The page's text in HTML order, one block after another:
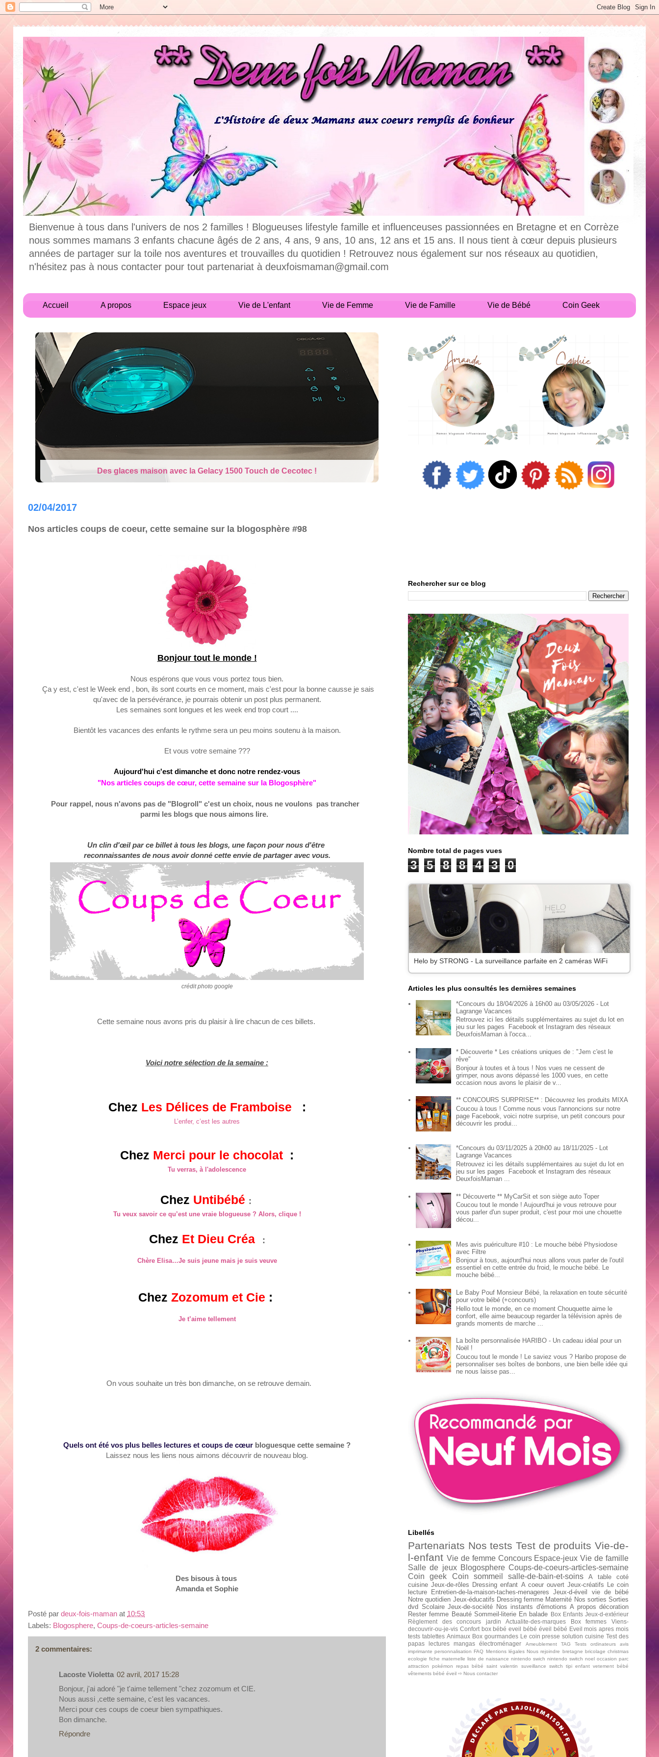
Bienvenue à tous dans l'univers de nos 2 familles ! Blogueuses lifestyle famille et influenceuses passionnées en Bretagne et en Corrèze
nous sommes mamans 3 enfants chacune âgés de 2 ans, 4 ans, 9 ans, 10 ans, 12 ans et 15 ans. Il nous tient à cœur depuis plusieurs
années de partager sur la toile nos aventures et trouvailles du quotidien ! Retrouvez nous également sur nos réseaux au quotidien,
n'hésitez pas à nous contacter pour tout partenariat à deuxfoismaman@gmail.com
Accueil A propos Espace jeux Vie de L'enfant Vie de Femme Vie de Famille Vie de Bébé Coin Geek
Des glaces maison avec la Gelacy 1500 Touch de Cecotec !
02/04/2017
Nos articles coups de coeur, cette semaine sur la blogosphère #98
Bonjour tout le monde !
Nous espérons que vous vous portez tous bien.
Ça y est, c'est le Week end, bon, ils sont courts en ce moment, mais c'est pour la bonne causse jesais
qu'avec de la persévérance, je pourrais obtenir un post plus permanent.
Les semaines sont longues et les week endtrop court ....
Bientôt les vacances des enfants le rythme sera un peu moins soutenu à la maison.
Et vous votre semaine ???
Aujourd'hui c'est dimanche et donc notre rendez-vous
"Nos articles coups de cœur, cette semaine sur la Blogosphère"
Pour rappel, nous n'avons pas de "Blogroll" c'est un choix,nous ne voulons pas trancher
parmi les blogs que nous aimons lire.
Un clin d'œil par ce billet à tous les blogs, une façon pour nous d'être
reconnaissantes de nous avoir donné cette envie de partager avec vous.
crédit photo google
Cette semaine nous avons pris du plaisir à lire chacun de ces billets.
Voici notre sélection de la semaine :
Chez Les Délices de Framboise :
L’enfer, c’est les autres
Chez Merci pour le chocolat :
Tu verras, à l'adol escence
Chez Untibébé :
Tu veux savoir ce qu’est une vraie blogueuse ? Alors, clique !
Chez Et Dieu Créa :
Chère Elisa…Je suis jeune mais je suis veuve
Chez Zozomum et Cie :
Je t’aime tellement
On vous souhaite un très bon dimanche, on se retrouve demain.
Quels ont été vos plus belles lectures et coups de cœur bloguesque cette semaine ?
Laissez nous les liens nous aimons découvrir de nouveau blog.
Des bisous à tous
Amanda et Sophie
Posté par deux-fois-maman at 10:53
Labels: Blogosphere, Coups-de-coeurs-articles-semaine
2 commentaires:
Lacoste Violetta 02 avril, 2017 15:28
Bonjour, j'ai adoré "je t'aime tellement "chez zozomum et CIE.
Nous aussi ,cette semaine, c'est les vacances.
Merci pour ces coups de coeur bien sympathiques.
Bon dimanche.
Répondre
Rechercher sur ce blog
Nombre total de pages vues
3 5 8 8 4 3 0
Helo by STRONG - La surveillance parfaite en 2 caméras WiFi
Articles les plus consultés les dernières semaines
*Concours du 18/04/2026 à 16h00 au 03/05/2026 - Lot
Lagrange Vacances
Retrouvez ici les détails supplémentaires au sujet du lot en
jeu sur les pages Facebook et Instagram des réseaux
DeuxfoisMaman à l'occa...
* Découverte * Les créations uniques de : "Jem c'est le
rêve"
Bonjour à toutes et à tous ! Nos vues ne cessent de
grimper, nous avons dépassé les 1000 vues, en cette
occasion nous avons le plaisir de v...
** CONCOURS SURPRISE** : Découvrez les produits MIXA
Coucou à tous ! Comme nous vous l'annoncions sur notre
page Facebook, voici notre surprise, un petit concours pour
découvrir les produi...
*Concours du 03/11/2025 à 20h00 au 18/11/2025 - Lot
Lagrange Vacances
Retrouvez ici les détails supplémentaires au sujet du lot en
jeu sur les pages Facebook et Instagram des réseaux
DeuxfoisMaman ...
** Découverte ** MyCarSit et son siège auto Toper
Coucou tout le monde ! Aujourd'hui je vous retrouve pour
vous parler d'un super produit, c'est pour moi une chouette
décou...
Mes avis puériculture #10 : Le mouche bébé Physiodose
avec Filtre
Bonjour à tous, aujourd'hui nous allons vous parler de l'outil
essentiel en cette entrée du froid, le mouche bébé. Le
mouche bébé...
Le Baby Pouf Monsieur Bébé, la relaxation en toute sécurité
pour votre bébé (+concours)
Hello tout le monde, en ce moment Chouquette aime le
confort, elle aime beaucoup regarder la télévision après de
grands moments de marche ...
La boîte personnalisée HARIBO - Un cadeau idéal pour un
Noël !
Coucou tout le monde ! Le saviez vous ? Haribo propose de
personnaliser ses boîtes de bonbons, une bien belle idée qui
ne nous laisse pas...
Libellés
Partenariats Nos tests Test de produits Vie-de-
l-enfant Vie de femme Concours Espace-jeux Vie de famille
Salle de jeux Blogosphere Coups-de-coeurs-articles-semaine
Coin geek
Coin sommeil salle-de-bain-et-soins A table
coté
cuisine Jeux-de-rôles Dressing enfant A coeur ouvert Jeux-créatifs Le coin
lecture
Entretien-de-la-maison-taches-menageres Jeux-d-éveil
vie de bébé
Notre quotidien Jeux-éducatifs Dressing femme Maternité Nos sorties Sorties
dvd Scolaire Jeux-de-société Nos instants d'émotions A propos décoration
Rester femme Beauté Sommeil-literie En balade Box Enfants Jeux-d-extérieur
Règlement des concours
jardin Actualite-des-marques Box femmes
Viens-
decouvrir-ou-je-vis Confort box bébé eveil bébé éveil bébé Eveil mois apres mois
tests tablettes Animaux Box gourmandes Le coin presse solution cuisine Test des
papas
lectures mangas électroménager Ameublement TAG Tests ordinateurs
avis
imprimante personnalisation FAQ Mentions légales Nous rejoindre bretagne bricolage christmas
ecologie fiche maternelle liste de naissance nintendo swich nintendo switch noel occasion parc
attraction
pokémon repas bébé saint valentin suveillance switch tipi enfant vetement bébé
vêtements bébé éveil ⇨ Nous contacter